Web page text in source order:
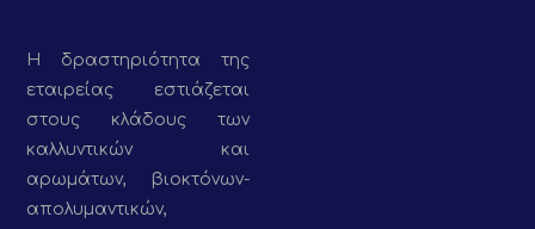
Η δραστηριότητα της
εταιρείας εστιάζεται
στους κλάδους των
καλλυντικών και
αρωμάτων, βιοκτόνων-
απολυμαντικών,